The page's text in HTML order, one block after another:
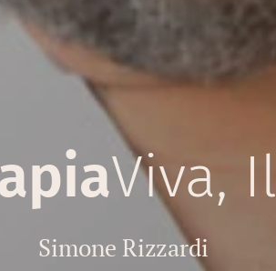
Viva, Il
Simone Rizzardi